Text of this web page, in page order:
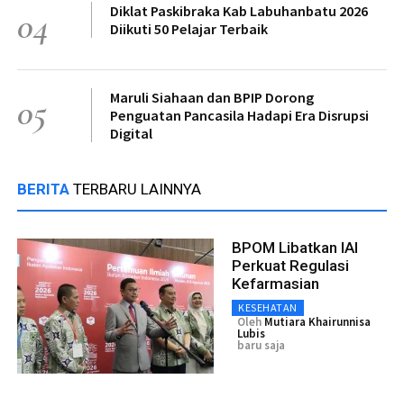
04
Diklat Paskibraka Kab Labuhanbatu 2026
Diikuti 50 Pelajar Terbaik
05
Maruli Siahaan dan BPIP Dorong
Penguatan Pancasila Hadapi Era Disrupsi
Digital
BERITA TERBARU LAINNYA
BPOM Libatkan IAI
Perkuat Regulasi
Kefarmasian
KESEHATAN
Oleh Mutiara Khairunnisa
Lubis
baru saja